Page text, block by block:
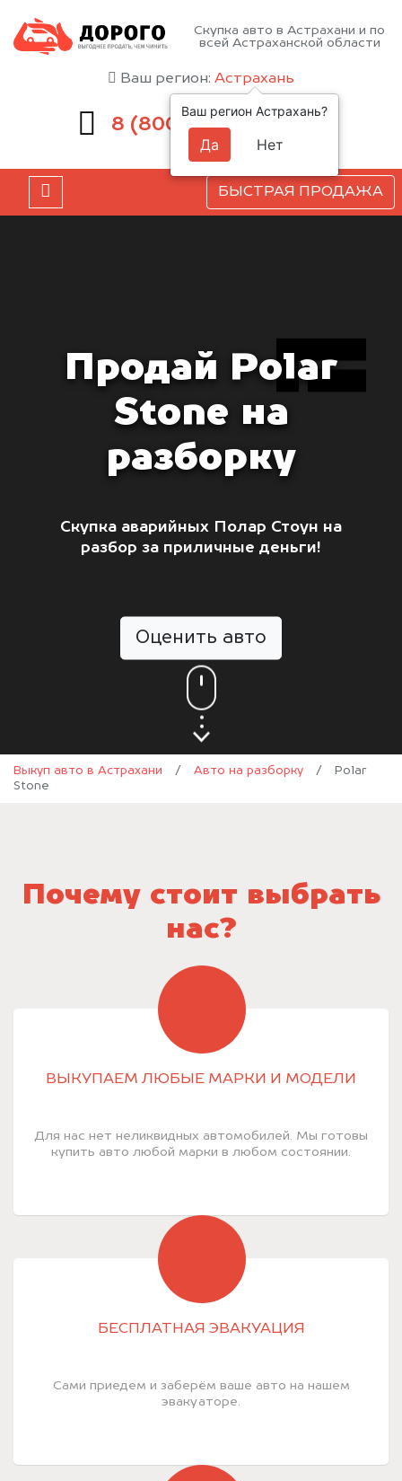
Скупка авто в Астрахани и по
всей Астраханской области
Ваш регион: Астрахань
8 (800)551-81-15
БЫСТРАЯ ПРОДАЖА
Продай Polar
Stone на
разборку
Скупка аварийных Полар Стоун на
разбор за приличные деньги!
Оценить авто
Выкуп авто в Астрахани / Авто на разборку /
Polar
Stone
Почему стоит выбрать
нас?
ВЫКУПАЕМ ЛЮБЫЕ МАРКИ И МОДЕЛИ
Для нас нет неликвидных автомобилей. Мы готовы
купить авто любой марки в любом состоянии.
БЕСПЛАТНАЯ ЭВАКУАЦИЯ
Сами приедем и заберём ваше авто на нашем
эвакуаторе.
Ваш регион Астрахань?
Да Нет